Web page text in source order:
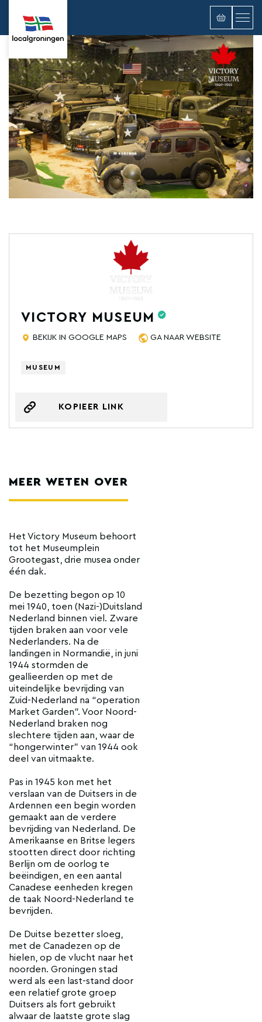
VICTORY MUSEUM
BEKIJK IN GOOGLE MAPS GA NAAR WEBSITE
MUSEUM
KOPIEER LINK
MEER WETEN OVER
Het Victory Museum behoort
tot het Museumplein
Grootegast, drie musea onder
één dak.
De bezetting begon op 10
mei 1940, toen (Nazi-)Duitsland
Nederland binnen viel. Zware
tijden braken aan voor vele
Nederlanders. Na de
landingen in Normandië, in juni
1944 stormden de
geallieerden op met de
uiteindelijke bevrijding van
Zuid-Nederland na “operation
Market Garden”. Voor Noord-
Nederland braken nog
slechtere tijden aan, waar de
“hongerwinter” van 1944 ook
deel van uitmaakte.
Pas in 1945 kon met het
verslaan van de Duitsers in de
Ardennen een begin worden
gemaakt aan de verdere
bevrijding van Nederland. De
Amerikaanse en Britse legers
stootten direct door richting
Berlijn om de oorlog te
beëindigen, en een aantal
Canadese eenheden kregen
de taak Noord-Nederland te
bevrijden.
De Duitse bezetter sloeg,
met de Canadezen op de
hielen, op de vlucht naar het
noorden. Groningen stad
werd als een last-stand door
een relatief grote groep
Duitsers als fort gebruikt
alwaar de laatste grote slag